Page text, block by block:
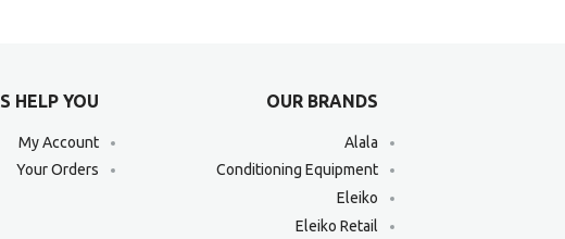
OUR BRANDS
Alala
Conditioning Equipment
Eleiko
Eleiko Retail
HELP YOU
My Account
Your Orders